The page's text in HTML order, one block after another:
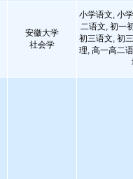
安徽大学
社会学
小学语文, 小
二语文, 初一
初三语文, 初
理, 高一高二